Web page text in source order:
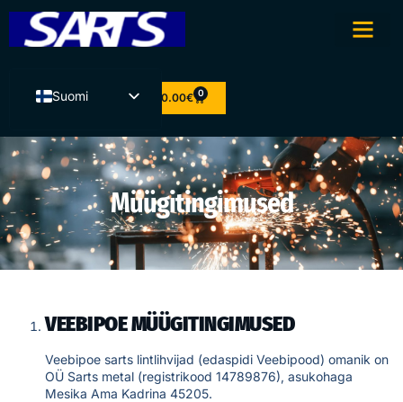
Suomi
English
Latviešu valoda
Lietuvių kalba
0.00€ 0
Müügitingimused
VEEBIPOE MÜÜGITINGIMUSED
Veebipoe sarts lintlihvijad (edaspidi Veebipood) omanik on
OÜ Sarts metal (registrikood 14789876), asukohaga
Mesika Ama Kadrina 45205.